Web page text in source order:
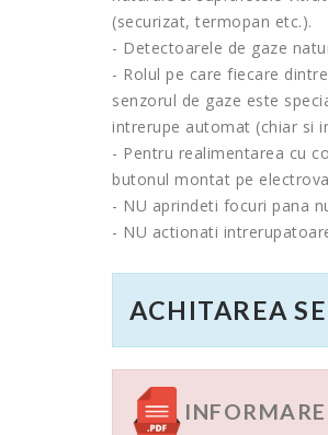
(securizat, termopan etc.).
- Detectoarele de gaze
- Rolul pe care fiecare
senzorul de gaze este
intrerupe automat (chiar si
- Pentru realimentarea cu
butonul montat pe
- NU aprindeti focuri pana
- NU actionati
ACHITAREA